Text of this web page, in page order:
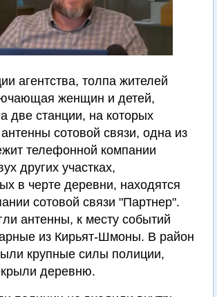
агентства, толпа жителей
женщин и детей,
две станции, на которых
сотовой связи, одна из
телефонной компании
других участках,
в черте деревни, находятся
сотовой связи "Партнер".
антенны, к месту событий
из Кирьят-Шмоны. В район
крупные силы полиции,
деревню.